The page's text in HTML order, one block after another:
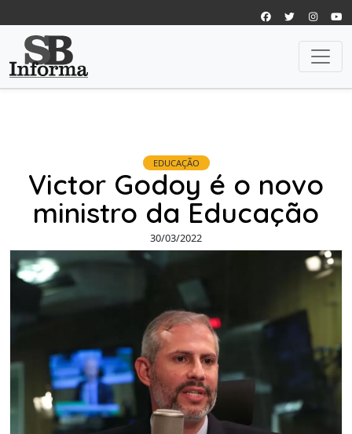
EDUCAÇÃO
Victor Godoy é o novo
ministro da Educação
30/03/2022